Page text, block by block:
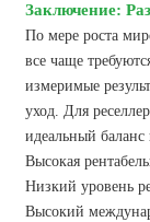
Заключение:
По мере роста
все чаще
измеримые
уход. Для
идеальный
Высокая
Низкий уровень
Высокий